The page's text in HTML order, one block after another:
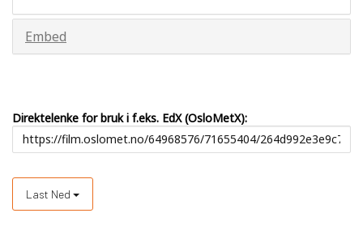
Embed
Direktelenke for bruk i f.eks. EdX (OsloMetX):
Last Ned